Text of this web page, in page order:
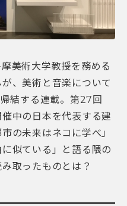
美術大学教授を務める
、美術と音楽について
結する連載。第27回
中の日本を代表する建
の未来はネコに学べ」
似ている」と語る隈の
取ったものとは？